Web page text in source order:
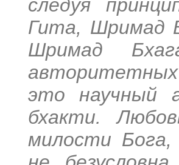
следуя
Гита, Шримад
Шримад
это научный
бхакти.
милости Бога,